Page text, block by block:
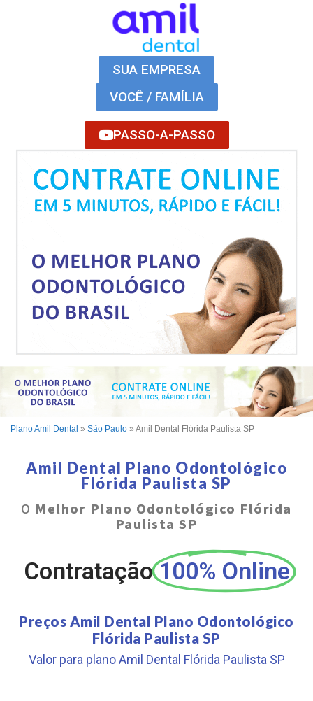
SUA EMPRESA
VOCÊ / FAMÍLIA
PASSO-A-PASSO
Plano Amil Dental » São Paulo » Amil Dental Flórida Paulista SP
Amil Dental Plano Odontológico
Flórida Paulista SP
O Melhor Plano Odontológico Flórida
Paulista SP
Contratação 100% Online
Preços Amil Dental Plano Odontológico
Flórida Paulista SP
Valor para plano Amil Dental Flórida Paulista SP